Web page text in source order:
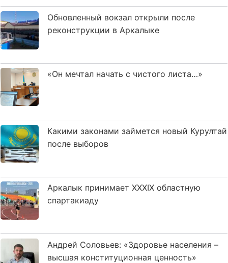
Обновленный вокзал открыли после
реконструкции в Аркалыке
«Он мечтал начать с чистого листа…»
Какими законами займется новый Курултай
после выборов
Аркалык принимает XXXIX областную
спартакиаду
Андрей Соловьев: «Здоровье населения –
высшая конституционная ценность»